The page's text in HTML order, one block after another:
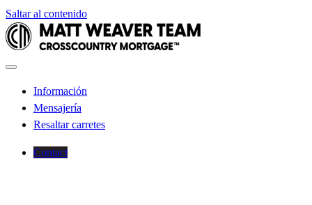
Saltar al contenido
Información
Mensajería
Resaltar carretes
Contact